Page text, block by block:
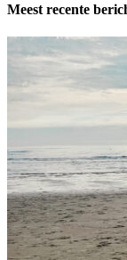
Meest recente